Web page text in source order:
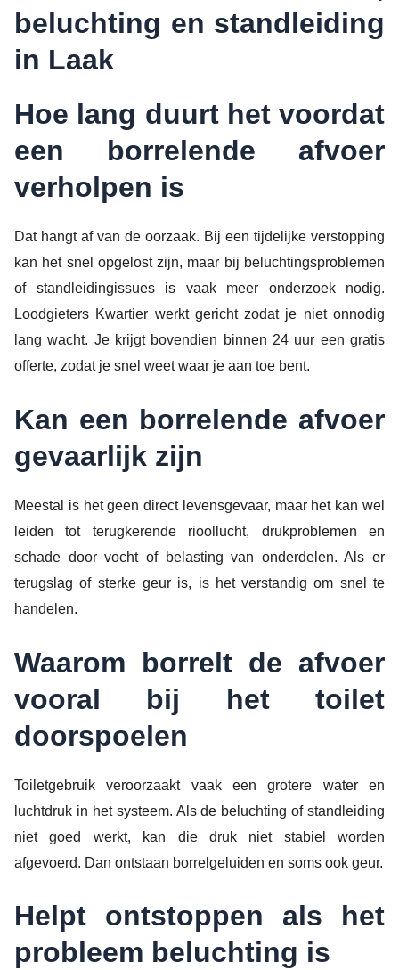
beluchting en standleiding
in Laak
Hoe lang duurt het voordat
een borrelende afvoer
verholpen is
Dat hangt af van de oorzaak. Bij een tijdelijke verstopping
kan het snel opgelost zijn, maar bij beluchtingsproblemen
of standleidingissues is vaak meer onderzoek nodig.
Loodgieters Kwartier werkt gericht zodat je niet onnodig
lang wacht. Je krijgt bovendien binnen 24 uur een gratis
offerte, zodat je snel weet waar je aan toe bent.
Kan een borrelende afvoer
gevaarlijk zijn
Meestal is het geen direct levensgevaar, maar het kan wel
leiden tot terugkerende rioollucht, drukproblemen en
schade door vocht of belasting van onderdelen. Als er
terugslag of sterke geur is, is het verstandig om snel te
handelen.
Waarom borrelt de afvoer
vooral bij het toilet
doorspoelen
Toiletgebruik veroorzaakt vaak een grotere water en
luchtdruk in het systeem. Als de beluchting of standleiding
niet goed werkt, kan die druk niet stabiel worden
afgevoerd. Dan ontstaan borrelgeluiden en soms ook geur.
Helpt ontstoppen als het
probleem beluchting is